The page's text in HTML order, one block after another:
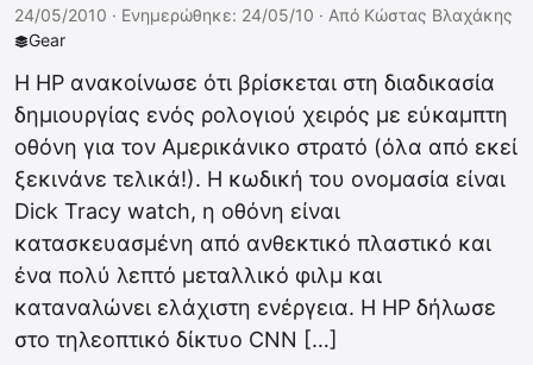
Gear
24/05/2010 · Ενημερώθηκε: 24/05/10 · Από Κώστας Βλαχάκης
Η HP ανακοίνωσε ότι βρίσκεται στη διαδικασία
δημιουργίας ενός ρολογιού χειρός με εύκαμπτη
οθόνη για τον Αμερικάνικο στρατό (όλα από εκεί
ξεκινάνε τελικά!). Η κωδική του ονομασία είναι
Dick Tracy watch, η οθόνη είναι
κατασκευασμένη από ανθεκτικό πλαστικό και
ένα πολύ λεπτό μεταλλικό φιλμ και
καταναλώνει ελάχιστη ενέργεια. Η HP δήλωσε
στο τηλεοπτικό δίκτυο CNN […]